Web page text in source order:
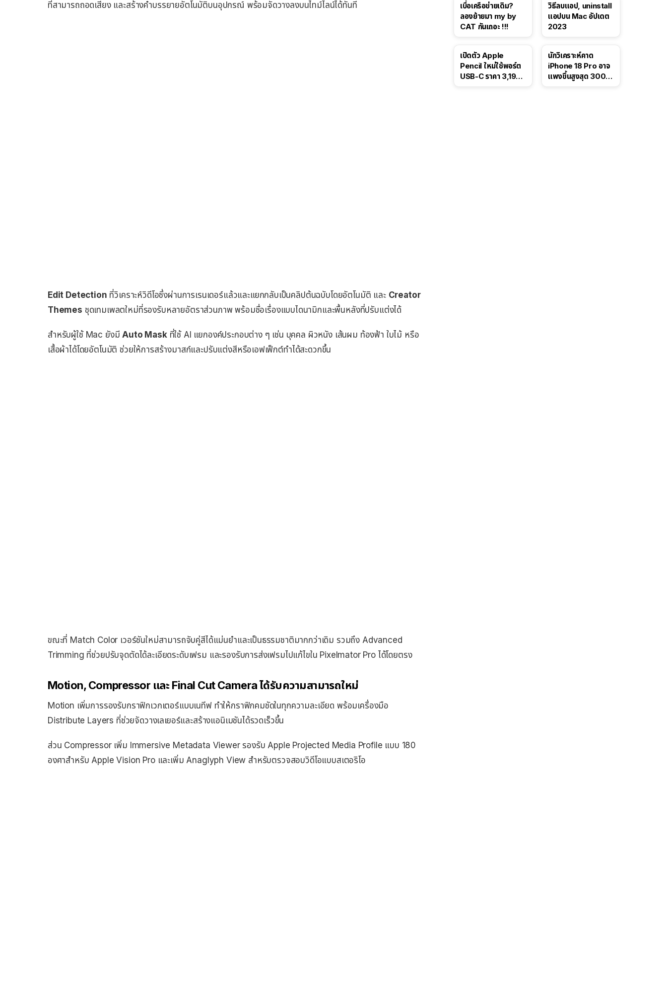
ที่สามารถถอดเสียง และสร้างคำบรรยายอัตโนมัติบนอุปกรณ์ พร้อมจัดวางลงบนไทม์ไลน์ได้ทันที
Edit Detection ที่วิเคราะห์วิดีโอซึ่งผ่านการเรนเดอร์แล้วและแยกกลับเป็นคลิปต้นฉบับโดยอัตโนมัติ และ Creator
Themes ชุดเทมเพลตใหม่ที่รองรับหลายอัตราส่วนภาพ พร้อมชื่อเรื่องแบบไดนามิกและพื้นหลังที่ปรับแต่งได้
สำหรับผู้ใช้ Mac ยังมีAuto Maskที่ใช้ AI แยกองค์ประกอบต่าง ๆ เช่น บุคคล ผิวหนัง เส้นผม ท้องฟ้า ใบไม้ หรือ
เสื้อผ้าได้โดยอัตโนมัติ ช่วยให้การสร้างมาสก์และปรับแต่งสีหรือเอฟเฟ็กต์ทำได้สะดวกขึ้น
ขณะที่ Match Color เวอร์ชันใหม่สามารถจับคู่สีได้แม่นยำและเป็นธรรมชาติมากกว่าเดิม รวมถึง Advanced
Trimming ที่ช่วยปรับจุดตัดได้ละเอียดระดับเฟรม และรองรับการส่งเฟรมไปแก้ไขใน Pixelmator Pro ได้โดยตรง
Motion, Compressor และ Final Cut Camera ได้รับความสามารถใหม่
Motion เพิ่มการรองรับกราฟิกเวกเตอร์แบบเนทีฟ ทำให้กราฟิกคมชัดในทุกความละเอียด พร้อมเครื่องมือ
Distribute Layers ที่ช่วยจัดวางเลเยอร์และสร้างแอนิเมชันได้รวดเร็วขึ้น
ส่วน Compressor เพิ่ม Immersive Metadata Viewer รองรับ Apple Projected Media Profile แบบ 180
องศาสำหรับ Apple Vision Pro และเพิ่ม Anaglyph View สำหรับตรวจสอบวิดีโอแบบสเตอริโอ
เบื่อเครือข่ายเดิม?
ลองย้ายมา my by
CAT กันเถอะ !!!
วิธีลบแอป, uninstall
แอปบน Mac อัปเดต
2023
เปิดตัว Apple
Pencil ใหม่ใช้พอร์ต
USB-C ราคา 3,190
นักวิเคราะห์คาด
iPhone 18 Pro อาจ
แพงขึ้นสูงสุด 300